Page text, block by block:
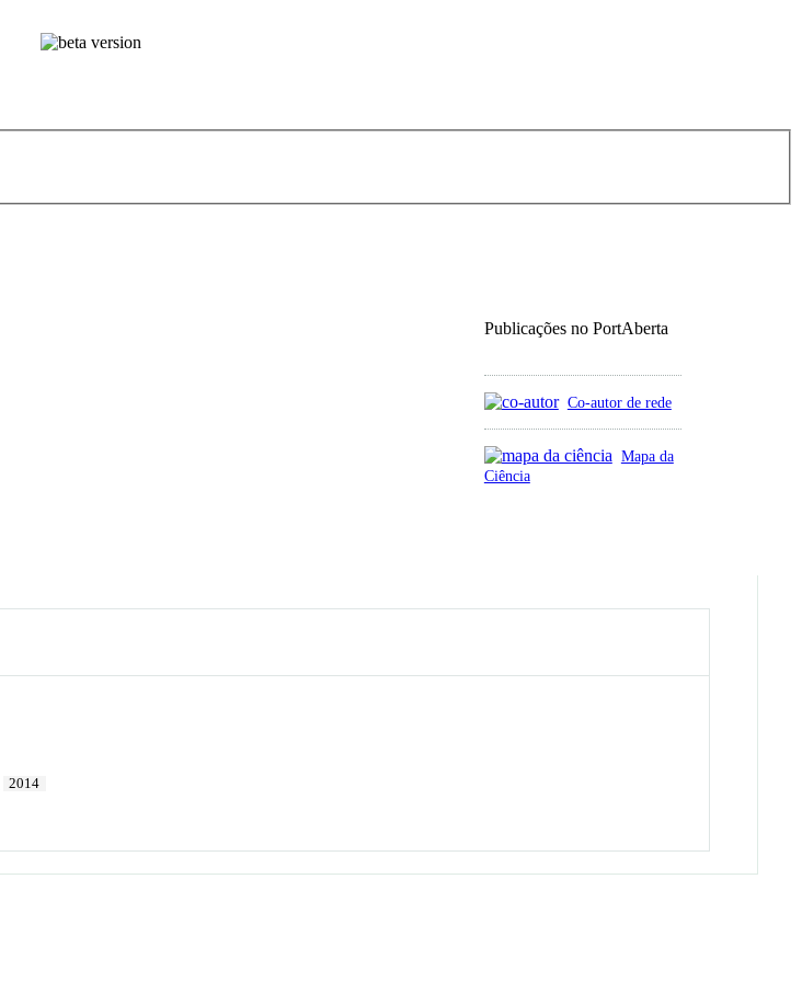
Publicações no PortAberta
Co-autor de rede
Mapa da
Ciência
2014